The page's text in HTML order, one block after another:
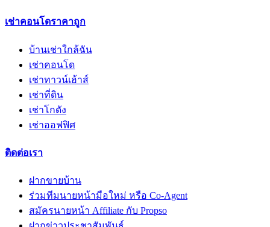
เช่าคอนโดราคาถูก
บ้านเช่าใกล้ฉัน
เช่าคอนโด
เช่าทาวน์เฮ้าส์
เช่าที่ดิน
เช่าโกดัง
เช่าออฟฟิศ
ติดต่อเรา
ฝากขายบ้าน
ร่วมทีมนายหน้ามือใหม่ หรือ Co-Agent
สมัครนายหน้า Affiliate กับ Propso